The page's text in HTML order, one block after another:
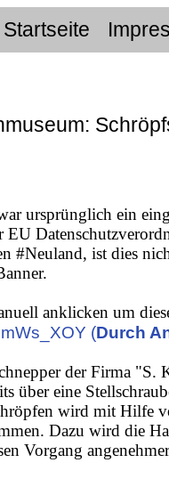
Startseite
ursprünglich ein
EU
#Neuland, ist dies
anklicken um
(Durch
der Firma "S.
über eine
wird mit Hilfe
Dazu wird die
Vorgang